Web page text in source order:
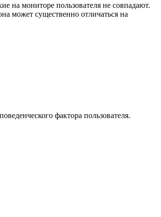
на мониторе пользователя не совпадают.
может существенно отличаться на
фактора пользователя.